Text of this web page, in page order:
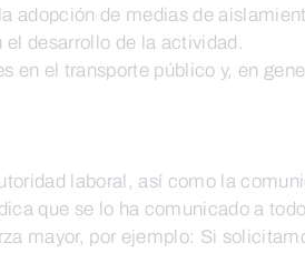
adopción de medias de
desarrollo de la actividad.
el transporte público y, en
laboral, así como la
que se lo ha comunicado a
mayor, por ejemplo: Si